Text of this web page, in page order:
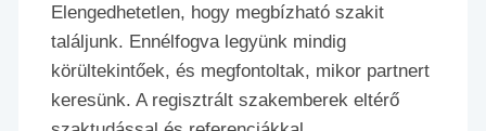
Elengedhetetlen, hogy megbízható szakit
találjunk. Ennélfogva legyünk mindig
körültekintőek, és megfontoltak, mikor partnert
keresünk. A regisztrált szakemberek eltérő